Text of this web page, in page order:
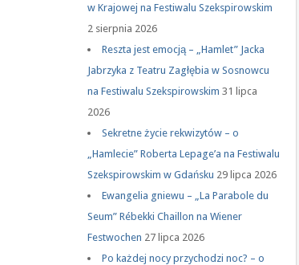
w Krajowej na Festiwalu Szekspirowskim
2 sierpnia 2026
Reszta jest emocją – „Hamlet” Jacka
Jabrzyka z Teatru Zagłębia w Sosnowcu
na Festiwalu Szekspirowskim 31 lipca
2026
Sekretne życie rekwizytów – o
„Hamlecie” Roberta Lepage’a na Festiwalu
Szekspirowskim w Gdańsku 29 lipca 2026
Ewangelia gniewu – „La Parabole du
Seum” Rébekki Chaillon na Wiener
Festwochen 27 lipca 2026
Po każdej nocy przychodzi noc? – o